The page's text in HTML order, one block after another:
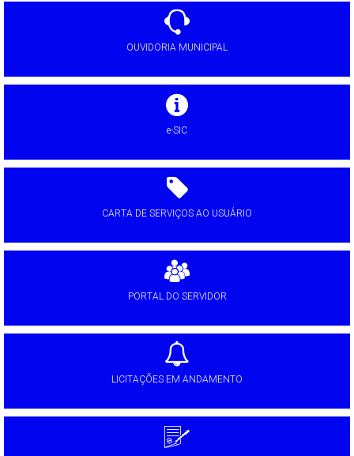
OUVIDORIA MUNICIPAL
e-SIC
CARTA DE SERVIÇOS AO USUÁRIO
PORTAL DO SERVIDOR
LICITAÇÕES EM ANDAMENTO